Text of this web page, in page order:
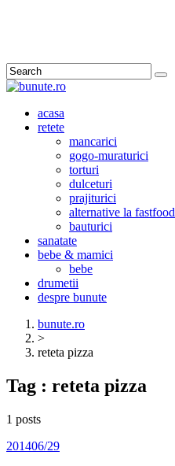
Search
acasa
retete
mancarici
gogo-muraturici
torturi
dulceturi
prajiturici
alternative la fastfood
bauturici
sanatate
bebe & mamici
bebe
drumetii
despre bunute
bunute.ro
>
reteta pizza
Tag : reteta pizza
1 posts
201406/29